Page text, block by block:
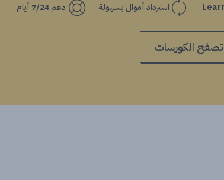
استرداد أموال بسهولة دعم 7/24 أيام
تصفح الكورسات